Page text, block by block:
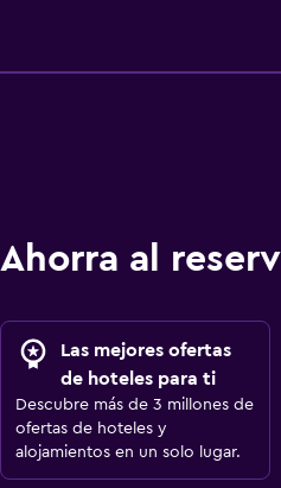
Ahorra al
Las mejores ofertas
de hoteles para ti
Descubre más de 3 millones de
ofertas de hoteles y
alojamientos en un solo lugar.